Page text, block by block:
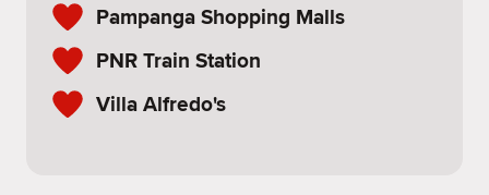
Pampanga Shopping Malls
PNR Train Station
Villa Alfredo's